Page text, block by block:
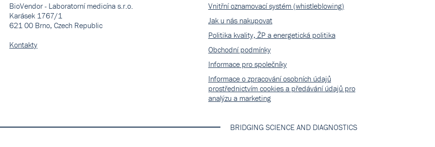
BioVendor - Laboratorní medicína s.r.o.
Karásek 1767/1
621 00 Brno, Czech Republic
Kontakty
Vnitřní oznamovací systém (whistleblowing)
Jak u nás nakupovat
Politika kvality, ŽP a energetická politika
Obchodní podmínky
Informace pro společníky
Informace o zpracování osobních údajů
prostřednictvím cookies a předávání údajů pro
analýzu a marketing
BRIDGING SCIENCE AND DIAGNOSTICS